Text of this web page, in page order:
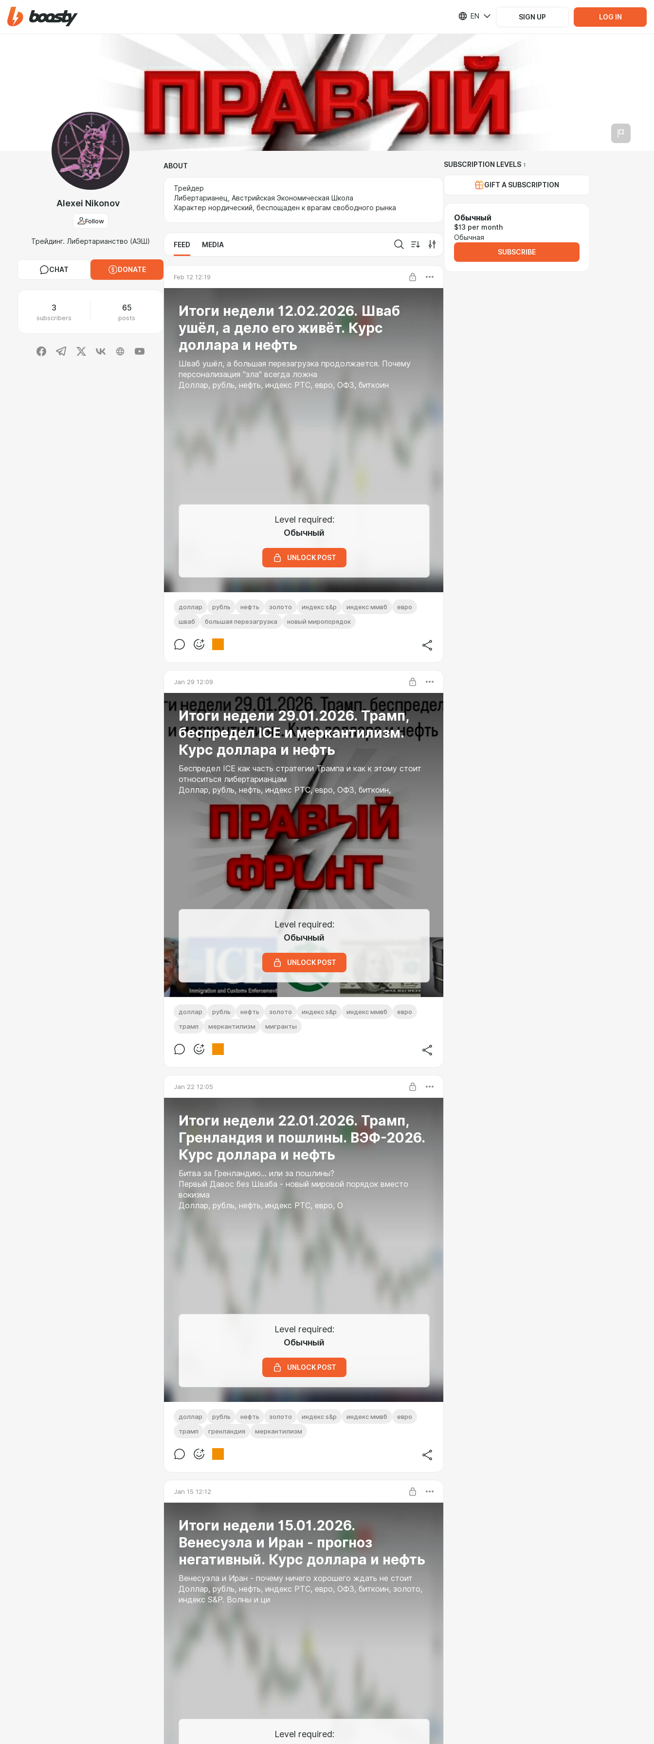
EN SIGN UP LOG IN
Alexei Nikonov
Follow
Трейдинг. Либертарианство (АЭШ)
CHAT DONATE
3
subscribers
65
posts
ABOUT
Трейдер
Либертарианец, Австрийская Экономическая Школа
Характер нордический, беспощаден к врагам свободного рынка
FEED MEDIA
Feb 12 12:19
Итоги недели 12.02.2026. Шваб
ушёл, а дело его живёт. Курс
доллара и нефть
Шваб ушёл, а большая перезагрузка продолжается. Почему
персонализация "зла" всегда ложна
Доллар, рубль, нефть, индекс РТС, евро, ОФЗ, биткоин
Level required:
Обычный
UNLOCK POST
доллар рубль нефть золото индекс s&p индекс ммвб
евро
шваб
большая перезагрузка новый миропорядок
Jan 29 12:09
Итоги недели 29.01.2026. Трамп,
беспредел ICE и меркантилизм.
Курс доллара и нефть
Беспредел ICE как часть стратегии Трампа и как к этому стоит
относиться либертарианцам
Доллар, рубль, нефть, индекс РТС, евро, ОФЗ, биткоин,
Level required:
Обычный
UNLOCK POST
доллар рубль нефть золото индекс s&p индекс ммвб
евро
трамп
меркантилизм мигранты
Jan 22 12:05
Итоги недели 22.01.2026. Трамп,
Гренландия и пошлины. ВЭФ-2026.
Курс доллара и нефть
Битва за Гренландию... или за пошлины?
Первый Давос без Шваба - новый мировой порядок вместо
вокизма
Доллар, рубль, нефть, индекс РТС, евро, О
Level required:
Обычный
UNLOCK POST
доллар рубль нефть золото индекс s&p индекс ммвб
евро
трамп
гренландия меркантилизм
Jan 15 12:12
Итоги недели 15.01.2026.
Венесуэла и Иран - прогноз
негативный. Курс доллара и нефть
Венесуэла и Иран - почему ничего хорошего ждать не стоит
Доллар, рубль, нефть, индекс РТС, евро, ОФЗ, биткоин, золото,
индекс S&P. Волны и ци
Level required:
SUBSCRIPTION LEVELS 1
GIFT A SUBSCRIPTION
Обычный
$13 per month
Обычная
SUBSCRIBE